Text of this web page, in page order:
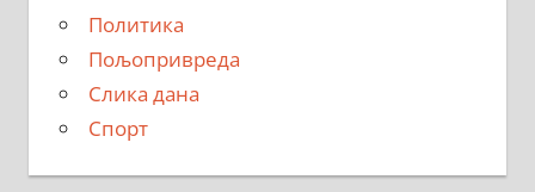
Политика
Пољопривреда
Слика дана
Спорт